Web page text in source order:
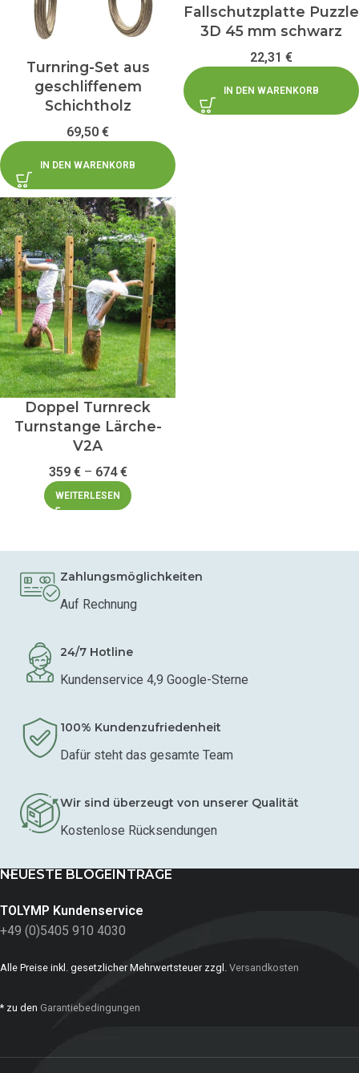
Turnring-Set aus
geschliffenem
Schichtholz
69,50 €
IN DEN WARENKORB
Fallschutzplatte Puzzle
3D 45 mm schwarz
22,31 €
IN DEN WARENKORB
Doppel Turnreck
Turnstange Lärche-
V2A
359 €– 674€
WEITERLESEN
Zahlungsmöglichkeiten
Auf Rechnung
24/7 Hotline
Kundenservice 4,9 Google-Sterne
100% Kundenzufriedenheit
Dafür steht das gesamte Team
Wir sind überzeugt von unserer Qualität
Kostenlose Rücksendungen
NEUESTE BLOGEINTRÄGE
TOLYMP Kundenservice
+49 (0)5405 910 4030
Alle Preise inkl. gesetzlicher Mehrwertsteuer zzgl. Versandkosten
* zu den Garantiebedingungen